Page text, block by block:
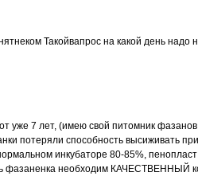
Такойвапрос на какой день надо
уже 7 лет, (имею свой питомник фазанов
потеряли способность высиживать
инкубаторе 80-85%,
фазаненка необходим КАЧЕСТВЕННЫЙ